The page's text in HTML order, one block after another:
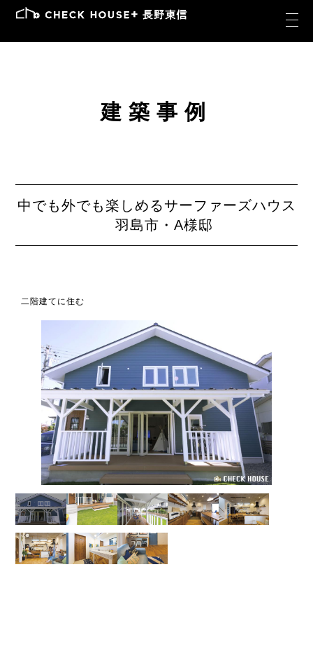
建築事例
中でも外でも楽しめるサーファーズハウス
羽島市・A様邸
二階建てに住む